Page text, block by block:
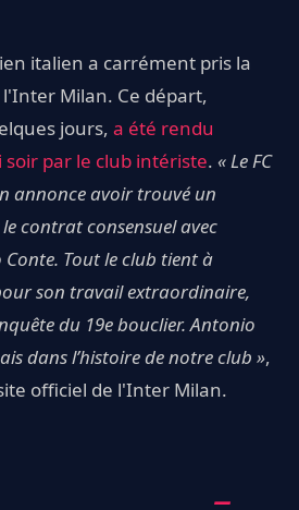
italien a carrément pris la
Milan. Ce départ,
jours, a été rendu
par le club intériste. « Le FC
annonce avoir trouvé un
contrat consensuel avec
Tout le club tient à
son travail extraordinaire,
du 19e bouclier. Antonio
dans l’histoire de notre club »,
officiel de l'Inter Milan.